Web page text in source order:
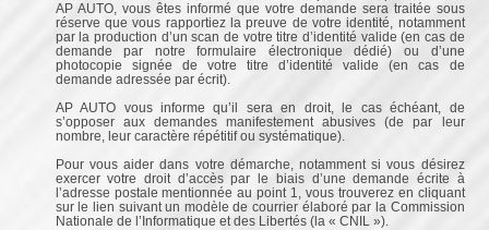
AP AUTO, vous êtes informé que votre demande sera traitée sous
réserve que vous rapportiez la preuve de votre identité, notamment
par la production d’un scan de votre titre d’identité valide (en cas de
demande par notre formulaire électronique dédié) ou d’une
photocopie signée de votre titre d’identité valide (en cas de
demande adressée par écrit).
AP AUTO vous informe qu’il sera en droit, le cas échéant, de
s’opposer aux demandes manifestement abusives (de par leur
nombre, leur caractère répétitif ou systématique).
Pour vous aider dans votre démarche, notamment si vous désirez
exercer votre droit d’accès par le biais d’une demande écrite à
l’adresse postale mentionnée au point 1, vous trouverez en cliquant
sur le lien suivant un modèle de courrier élaboré par la Commission
Nationale de l’Informatique et des Libertés (la « CNIL »).